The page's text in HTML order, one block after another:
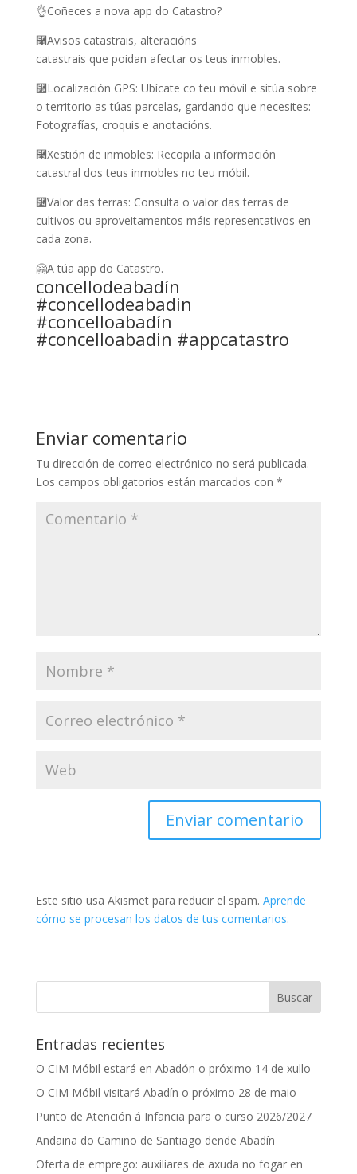
👌Coñeces a nova app do Catastro?
⿡Avisos catastrais, alteracións
catastrais que poidan afectar os teus inmobles.
⿢Localización GPS: Ubícate co teu móvil e sitúa sobre
o territorio as túas parcelas, gardando que necesites:
Fotografías, croquis e anotacións.
⿣Xestión de inmobles: Recopila a información
catastral dos teus inmobles no teu móbil.
⿤Valor das terras: Consulta o valor das terras de
cultivos ou aproveitamentos máis representativos en
cada zona.
🤗A túa app do Catastro.
concellodeabadín
#concellodeabadin
#concelloabadín
#concelloabadin #appcatastro
Enviar comentario
Tu dirección de correo electrónico no será publicada.
Los campos obligatorios están marcados con *
Este sitio usa Akismet para reducir el spam. Aprende
cómo se procesan los datos de tus comentarios.
Entradas recientes
O CIM Móbil estará en Abadón o próximo 14 de xullo
O CIM Móbil visitará Abadín o próximo 28 de maio
Punto de Atención á Infancia para o curso 2026/2027
Andaina do Camiño de Santiago dende Abadín
Oferta de emprego: auxiliares de axuda no fogar en